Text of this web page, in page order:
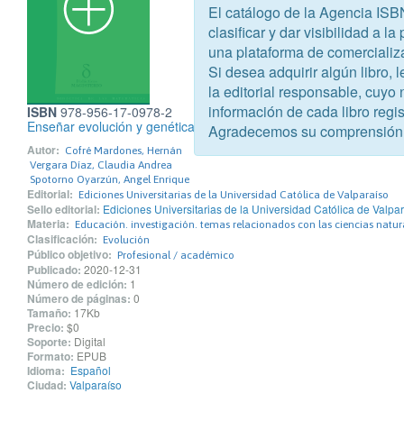
ISBN 978-956-17-0978-2
Enseñar evolución y genética para la alfabetización científica
Autor: Cofré Mardones, Hernán
Vergara Díaz, Claudia Andrea
Spotorno Oyarzún, Angel Enrique
Editorial: Ediciones Universitarias de la Universidad Católica de Valparaíso
Sello editorial: Ediciones Universitarias de la Universidad Católica de
Materia: Educación. investigación. temas relacionados con las ciencias
Clasificación: Evolución
Público objetivo: Profesional / académico
Publicado: 2020-12-31
Número de edición: 1
Número de páginas: 0
Tamaño: 17Kb
Precio: $0
Soporte: Digital
Formato: EPUB
Idioma: Español
Ciudad: Valparaíso
El catálogo de la Agencia
clasificar y dar visibilidad a la
una plataforma de
Si desea adquirir algún libro,
la editorial responsable, cuyo
información de cada libro
Agradecemos su